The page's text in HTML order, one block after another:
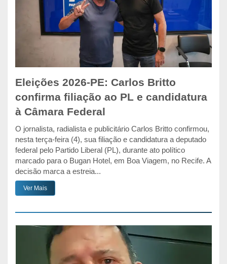
Eleições 2026-PE: Carlos Britto
confirma filiação ao PL e candidatura
à Câmara Federal
O jornalista, radialista e publicitário Carlos Britto confirmou,
nesta terça-feira (4), sua filiação e candidatura a deputado
federal pelo Partido Liberal (PL), durante ato político
marcado para o Bugan Hotel, em Boa Viagem, no Recife. A
decisão marca a estreia...
Ver Mais